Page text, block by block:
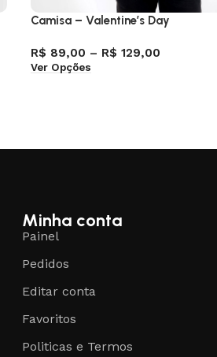
Camisa – Valentine’s Day
R$ 89,00 – R$ 129,00
Ver Opções
Minha conta
Painel
Pedidos
Editar conta
Favoritos
Politicas e Termos